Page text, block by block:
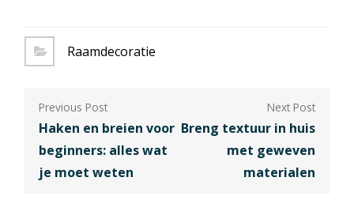
Raamdecoratie
Berichtnavigatie
Haken en breien voor
beginners: alles wat
je moet weten
Breng textuur in huis
met geweven
materialen